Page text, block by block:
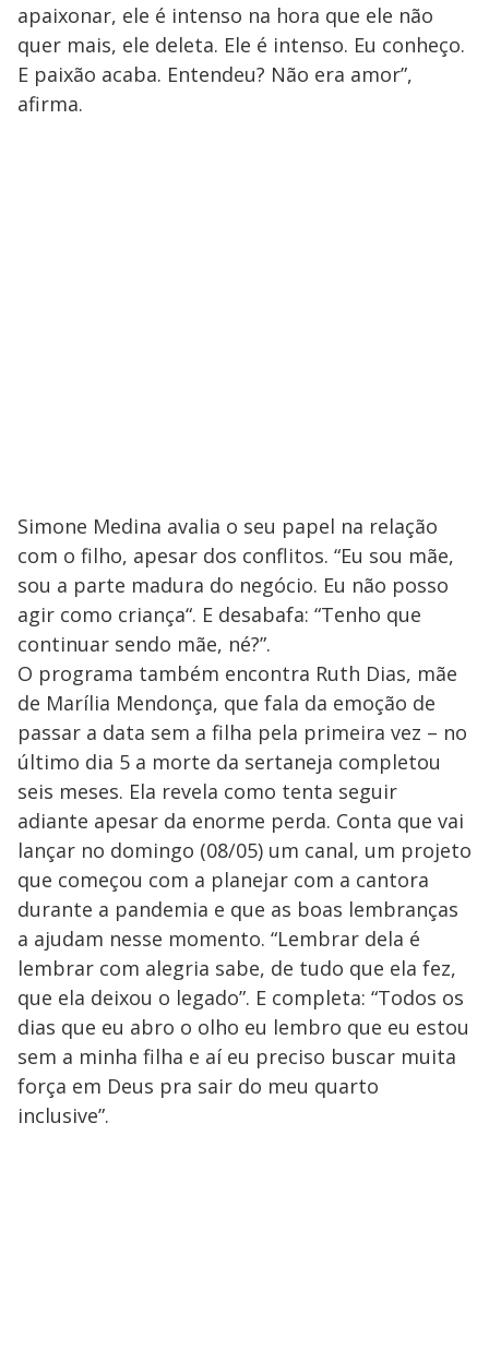
apaixonar, ele é intenso na hora que ele não
quer mais, ele deleta. Ele é intenso. Eu conheço.
E paixão acaba. Entendeu? Não era amor”,
afirma.
Simone Medina avalia o seu papel na relação
com o filho, apesar dos conflitos. “Eu sou mãe,
sou a parte madura do negócio. Eu não posso
agir como criança“. E desabafa: “Tenho que
continuar sendo mãe, né?”.
O programa também encontra Ruth Dias, mãe
de Marília Mendonça, que fala da emoção de
passar a data sem a filha pela primeira vez – no
último dia 5 a morte da sertaneja completou
seis meses. Ela revela como tenta seguir
adiante apesar da enorme perda. Conta que vai
lançar no domingo (08/05) um canal, um projeto
que começou com a planejar com a cantora
durante a pandemia e que as boas lembranças
a ajudam nesse momento. “Lembrar dela é
lembrar com alegria sabe, de tudo que ela fez,
que ela deixou o legado”. E completa: “Todos os
dias que eu abro o olho eu lembro que eu estou
sem a minha filha e aí eu preciso buscar muita
força em Deus pra sair do meu quarto
inclusive”.